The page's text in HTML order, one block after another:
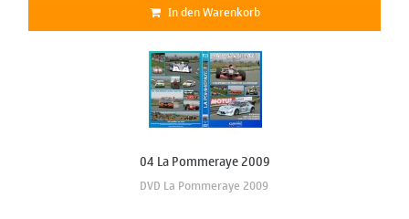
In den Warenkorb
04 La Pommeraye 2009
DVD La Pommeraye 2009